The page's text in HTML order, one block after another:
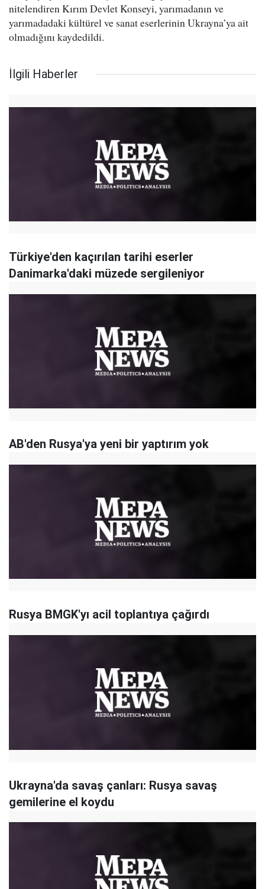
nitelendiren Kırım Devlet Konseyi, yarımadanın ve
yarımadadaki kültürel ve sanat eserlerinin Ukrayna’ya ait
olmadığını kaydedildi.
İlgili Haberler
Türkiye'den kaçırılan tarihi eserler
Danimarka'daki müzede sergileniyor
AB'den Rusya'ya yeni bir yaptırım yok
Rusya BMGK'yı acil toplantıya çağırdı
Ukrayna'da savaş çanları: Rusya savaş
gemilerine el koydu